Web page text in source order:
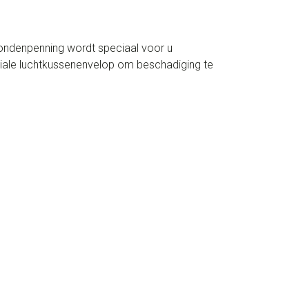
wordt speciaal voor u
luchtkussenenvelop om beschadiging te